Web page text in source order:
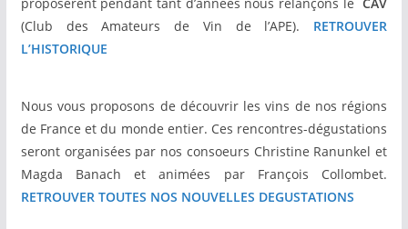
(Club des Amateurs de Vin de l’APE).RETROUVER
L’HISTORIQUE
de France et du monde entier. Ces rencontres-dégustations
seront organisées par nos consoeurs Christine Ranunkel et
Magda Banach et animées par François Collombet.
RETROUVER TOUTES NOS NOUVELLES DEGUSTATIONS